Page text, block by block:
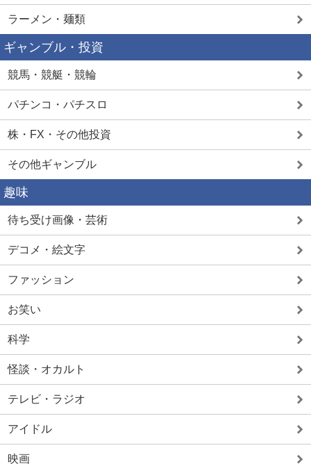
ラーメン・麺類
ギャンブル・投資
競馬・競艇・競輪
パチンコ・パチスロ
株・FX・その他投資
その他ギャンブル
趣味
待ち受け画像・芸術
デコメ・絵文字
ファッション
お笑い
科学
怪談・オカルト
テレビ・ラジオ
アイドル
映画